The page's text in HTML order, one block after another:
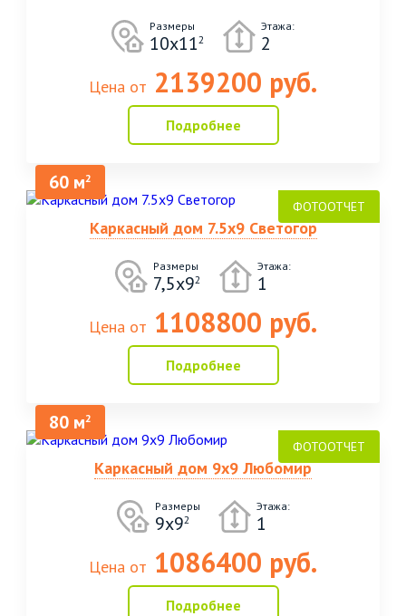
Размеры
10х112
Этажа:
2
Цена от 2139200 руб.
Подробнее
60 м2
Каркасный дом 7.5х9 Светогор
Размеры
7,5х92
Этажа:
1
Цена от 1108800 руб.
Подробнее
80 м2
Каркасный дом 9х9 Любомир
Размеры
9х92
Этажа:
1
Цена от 1086400 руб.
Подробнее